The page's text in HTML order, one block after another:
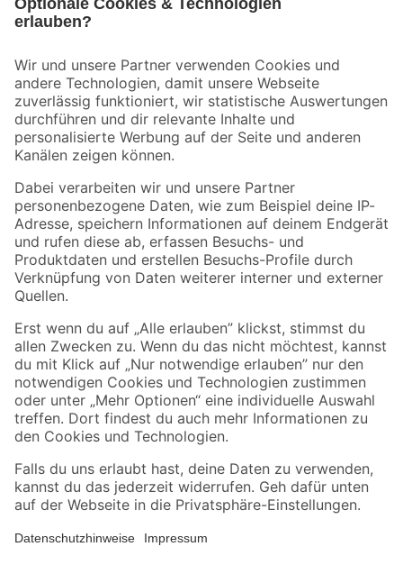
Der toom Newsletter: Keine Angebote und Aktionen mehr verpassen!
Zur Newsletter Anmeldung
Folge uns
Zahlungsarten Versandarten
Sicher einkaufen
Jetzt die toom-App herunterladen
Alle Preisangaben in EUR inkl. gesetzl. MwSt.. Die dargestellten Angebote sind unter
Umständen nicht in allen Märkten verfügbar. Die angegebenen Verfügbarkeiten beziehen
Produkte nur solange der Vorrat reicht.
*Paketversand ab 59 € versandkostenfrei, gilt nicht für Artikel mit Speditionsversand, hier